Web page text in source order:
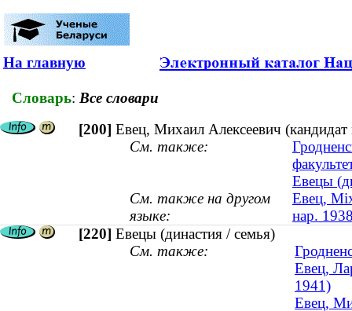
На главную
Словарь: Все словари
[200] Евец, Михаил Алексеевич
См. также:
Евецы
См. также на другом
языке:
Евец,
нар.
[220] Евецы (династия / семья)
См. также:
Евец,
1941)
Евец,